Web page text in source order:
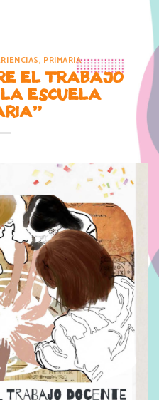
, PRIMARIA
EL TRABAJO
ESCUELA